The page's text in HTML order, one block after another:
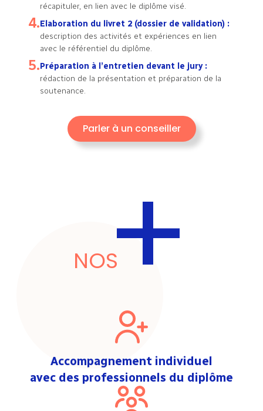
récapituler, en lien avec le diplôme visé.
Elaboration du livret 2 (dossier de validation) :
description des activités et expériences en lien
avec le référentiel du diplôme.
Préparation à l’entretien devant le jury :
rédaction de la présentation et préparation de la
soutenance.
Parler à un conseiller
NOS+
Accompagnement individuel
avec des professionnels du diplôme